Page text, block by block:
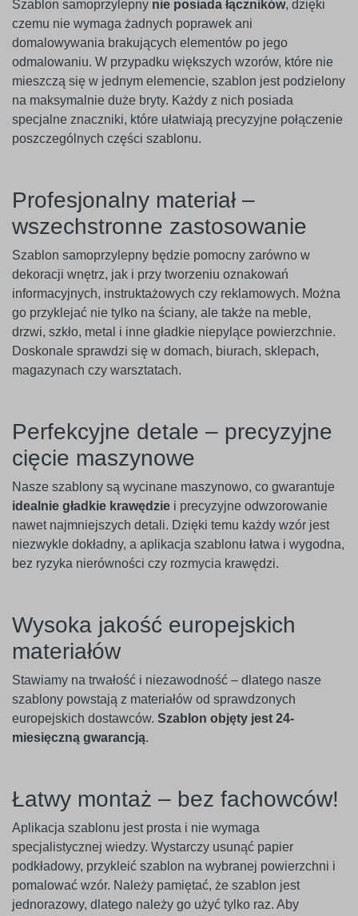
Szablon samoprzylepny nie posiada łączników, dzięki
czemu nie wymaga żadnych poprawek ani
domalowywania brakujących elementów po jego
odmalowaniu. W przypadku większych wzorów, które nie
mieszczą się w jednym elemencie, szablon jest podzielony
na maksymalnie duże bryty. Każdy z nich posiada
specjalne znaczniki, które ułatwiają precyzyjne połączenie
poszczególnych części szablonu.
Profesjonalny materiał –
wszechstronne zastosowanie
Szablon samoprzylepny będzie pomocny zarówno w
dekoracji wnętrz, jak i przy tworzeniu oznakowań
informacyjnych, instruktażowych czy reklamowych. Można
go przyklejać nie tylko na ściany, ale także na meble,
drzwi, szkło, metal i inne gładkie niepylące powierzchnie.
Doskonale sprawdzi się w domach, biurach, sklepach,
magazynach czy warsztatach.
Perfekcyjne detale – precyzyjne
cięcie maszynowe
Nasze szablony są wycinane maszynowo, co gwarantuje
idealnie gładkie krawędzie i precyzyjne odwzorowanie
nawet najmniejszych detali. Dzięki temu każdy wzór jest
niezwykle dokładny, a aplikacja szablonu łatwa i wygodna,
bez ryzyka nierówności czy rozmycia krawędzi.
Wysoka jakość europejskich
materiałów
Stawiamy na trwałość i niezawodność – dlatego nasze
szablony powstają z materiałów od sprawdzonych
europejskich dostawców. Szablon objęty jest 24-
miesięczną gwarancją.
Łatwy montaż – bez fachowców!
Aplikacja szablonu jest prosta i nie wymaga
specjalistycznej wiedzy. Wystarczy usunąć papier
podkładowy, przykleić szablon na wybranej powierzchni i
pomalować wzór. Należy pamiętać, że szablon jest
jednorazowy, dlatego należy go użyć tylko raz. Aby